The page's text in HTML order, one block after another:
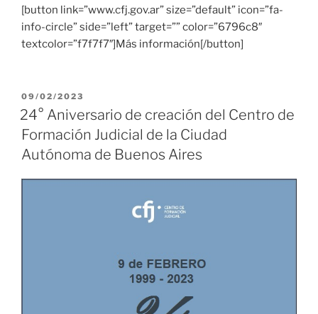
[button link=”www.cfj.gov.ar” size=”default” icon=”fa-
info-circle” side=”left” target=”” color=”6796c8″
textcolor=”f7f7f7″]Más información[/button]
PUBLICADO
EL
09/02/2023
24° Aniversario de creación del Centro de
Formación Judicial de la Ciudad
Autónoma de Buenos Aires